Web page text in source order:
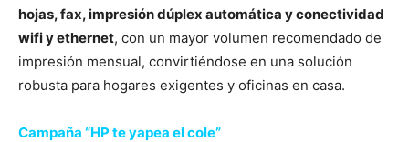
hojas, fax, impresión dúplex automática y conectividad
wifi y ethernet, con un mayor volumen recomendado de
impresión mensual, convirtiéndose en una solución
robusta para hogares exigentes y oficinas en casa.
Campaña “HP te yapea el cole”